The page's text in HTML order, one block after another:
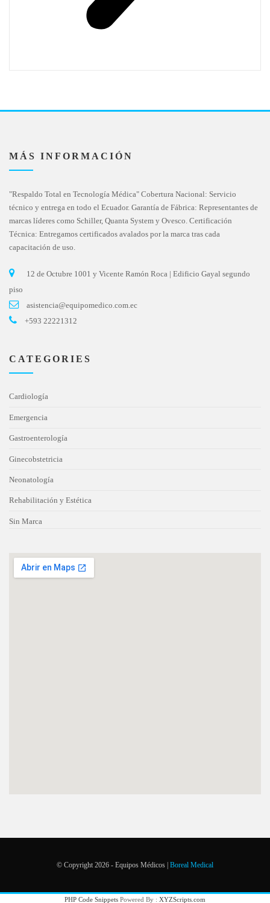
MÁS INFORMACIÓN
"Respaldo Total en Tecnología Médica" Cobertura Nacional: Servicio
técnico y entrega en todo el Ecuador. Garantía de Fábrica: Representantes de
marcas líderes como Schiller, Quanta System y Ovesco. Certificación
Técnica: Entregamos certificados avalados por la marca tras cada
capacitación de uso.
12 de Octubre 1001 y Vicente Ramón Roca | Edificio Gayal segundo
piso
asistencia@equipomedico.com.ec
+593 22221312
CATEGORIES
Cardiología
Emergencia
Gastroenterología
Ginecobstetricia
Neonatología
Rehabilitación y Estética
Sin Marca
© Copyright 2026 - Equipos Médicos | Boreal Medical
PHP Code Snippets Powered By : XYZScripts.com